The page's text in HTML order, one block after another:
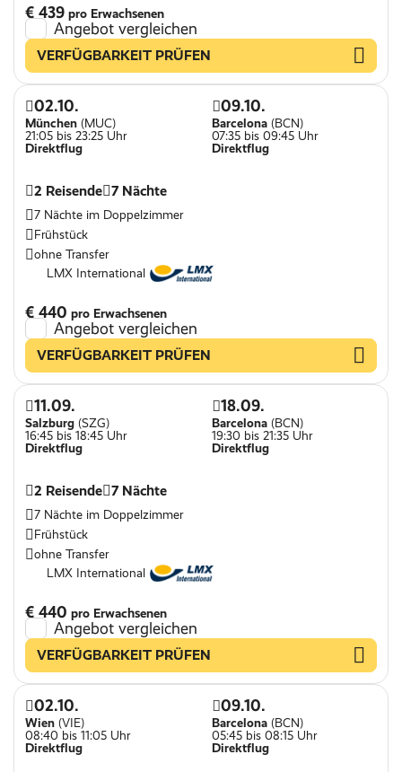
€ 439 pro Erwachsenen
Angebot vergleichen
VERFÜGBARKEIT PRÜFEN
02.10.
München (MUC)
21:05 bis 23:25 Uhr
Direktflug
09.10.
Barcelona (BCN)
07:35 bis 09:45 Uhr
Direktflug
2 Reisende 7 Nächte
7 Nächte im Doppelzimmer
Frühstück
ohne Transfer
LMX International
€ 440 pro Erwachsenen
Angebot vergleichen
VERFÜGBARKEIT PRÜFEN
11.09.
Salzburg (SZG)
16:45 bis 18:45 Uhr
Direktflug
18.09.
Barcelona (BCN)
19:30 bis 21:35 Uhr
Direktflug
2 Reisende 7 Nächte
7 Nächte im Doppelzimmer
Frühstück
ohne Transfer
LMX International
€ 440 pro Erwachsenen
Angebot vergleichen
VERFÜGBARKEIT PRÜFEN
02.10.
Wien (VIE)
08:40 bis 11:05 Uhr
Direktflug
09.10.
Barcelona (BCN)
05:45 bis 08:15 Uhr
Direktflug